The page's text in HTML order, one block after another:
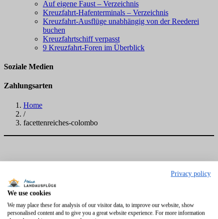
Auf eigene Faust – Verzeichnis
Kreuzfahrt-Hafenterminals – Verzeichnis
Kreuzfahrt-Ausflüge unabhängig von der Reederei
buchen
Kreuzfahrtschiff verpasst
9 Kreuzfahrt-Foren im Überblick
Soziale Medien
Zahlungsarten
Home
/
facettenreiches-colombo
Privacy policy
We use cookies
We may place these for analysis of our visitor data, to improve our website, show
personalised content and to give you a great website experience. For more information